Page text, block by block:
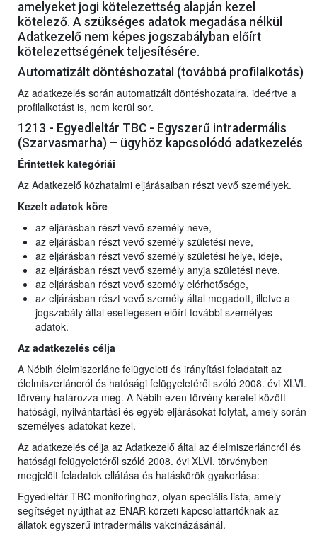
amelyeket jogi kötelezettség alapján kezel
kötelező. A szükséges adatok megadása nélkül
Adatkezelő nem képes jogszabályban előírt
kötelezettségének teljesítésére.
Automatizált döntéshozatal (továbbá profilalkotás)
Az adatkezelés során automatizált döntéshozatalra, ideértve a
profilalkotást is, nem kerül sor.
1213 - Egyedleltár TBC - Egyszerű intradermális
(Szarvasmarha) – ügyhöz kapcsolódó adatkezelés
Érintettek kategóriái
Az Adatkezelő közhatalmi eljárásaiban részt vevő személyek.
Kezelt adatok köre
az eljárásban részt vevő személy neve,
az eljárásban részt vevő személy születési neve,
az eljárásban részt vevő személy születési helye, ideje,
az eljárásban részt vevő személy anyja születési neve,
az eljárásban részt vevő személy elérhetősége,
az eljárásban részt vevő személy által megadott, illetve a
jogszabály által esetlegesen előírt további személyes
adatok.
Az adatkezelés célja
A Nébih élelmiszerlánc felügyeleti és irányítási feladatait az
élelmiszerláncról és hatósági felügyeletéről szóló 2008. évi XLVI.
törvény határozza meg. A Nébih ezen törvény keretei között
hatósági, nyilvántartási és egyéb eljárásokat folytat, amely során
személyes adatokat kezel.
Az adatkezelés célja az Adatkezelő által az élelmiszerláncról és
hatósági felügyeletéről szóló 2008. évi XLVI. törvényben
megjelölt feladatok ellátása és hatáskörök gyakorlása:
Egyedleltár TBC monitoringhoz, olyan speciális lista, amely
segítséget nyújthat az ENAR körzeti kapcsolattartóknak az
állatok egyszerű intradermális vakcinázásánál.